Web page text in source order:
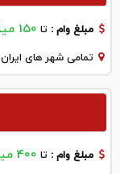
مبلغ وام : تا 150 میلیون
تمامی شهر های ایران
مبلغ وام : تا 400 میلیون